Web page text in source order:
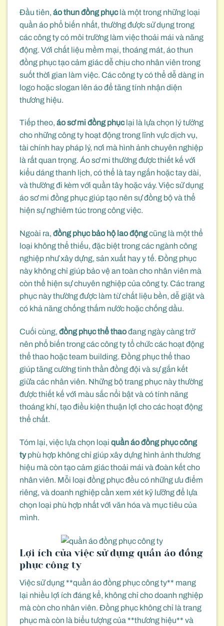
Đầu tiên, áo thun đồng phụclà một trong những loại
quần áo phổ biến nhất, thường được sử dụng trong
các công ty có môi trường làm việc thoải mái và năng
động. Với chất liệu mềm mại, thoáng mát, áo thun
đồng phục tạo cảm giác dễ chịu cho nhân viên trong
suốt thời gian làm việc. Các công ty có thể dễ dàng in
logo hoặc slogan lên áo để tăng tính nhận diện
thương hiệu.
Tiếp theo, áo sơ mi đồng phụclại là lựa chọn lý tưởng
cho những công ty hoạt động trong lĩnh vực dịch vụ,
tài chính hay pháp lý, nơi mà hình ảnh chuyên nghiệp
là rất quan trọng. Áo sơ mi thường được thiết kế với
kiểu dáng thanh lịch, có thể là tay ngắn hoặc tay dài,
và thường đi kèm với quần tây hoặc váy. Việc sử dụng
áo sơ mi đồng phục giúp tạo nên sự đồng bộ và thể
hiện sự nghiêm túc trong công việc.
Ngoài ra, đồng phục bảo hộ lao độngcũng là một thể
loại không thể thiếu, đặc biệt trong các ngành công
nghiệp như xây dựng, sản xuất hay y tế. Đồng phục
này không chỉ giúp bảo vệ an toàn cho nhân viên mà
còn thể hiện sự chuyên nghiệp của công ty. Các trang
phục này thường được làm từ chất liệu bền, dễ giặt và
có khả năng chống thấm nước hoặc chống dầu.
Cuối cùng, đồng phục thể thaođang ngày càng trở
nên phổ biến trong các công ty tổ chức các hoạt động
thể thao hoặc team building. Đồng phục thể thao
giúp tăng cường tinh thần đồng đội và sự gắn kết
giữa các nhân viên. Những bộ trang phục này thường
được thiết kế với màu sắc nổi bật và có tính năng
thoáng khí, tạo điều kiện thuận lợi cho các hoạt động
thể chất.
Tóm lại, việc lựa chọn loại quần áo đồng phục công
typhù hợp không chỉ giúp xây dựng hình ảnh thương
hiệu mà còn tạo cảm giác thoải mái và đoàn kết cho
nhân viên. Mỗi loại đồng phục đều có những ưu điểm
riêng, và doanh nghiệp cần xem xét kỹ lưỡng để lựa
chọn loại phù hợp nhất với văn hóa và mục tiêu của
mình.
Lợi ích của việc sử dụng quần áo đồng
phục công ty
Việc sử dụng **quần áo đồng phục công ty** mang
lại nhiều lợi ích đáng kể, không chỉ cho doanh nghiệp
mà còn cho nhân viên. Đồng phục không chỉ là trang
phục mà còn là biểu tượng của **thương hiệu** và